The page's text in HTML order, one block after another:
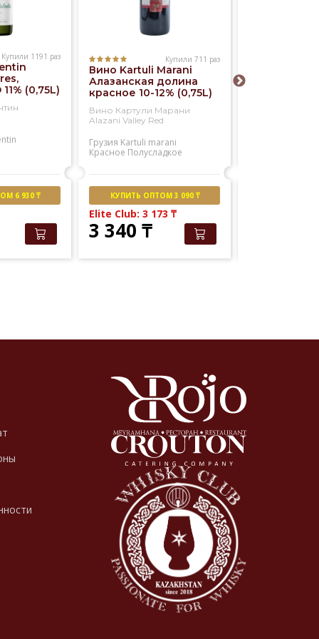
Купили 1191 раз
(0,75L)
6 930 ₸
Купили 711 раз
Вино Kartuli Marani
Алазанская долина
красное 10-12% (0,75L)
Вино Картули Марани
Alazani Valley Red
Грузия Kartuli marani
Красное Полусладкое
КУПИТЬ ОПТОМ 3 090 ₸
Elite Club: 3 173 ₸
3 340 ₸